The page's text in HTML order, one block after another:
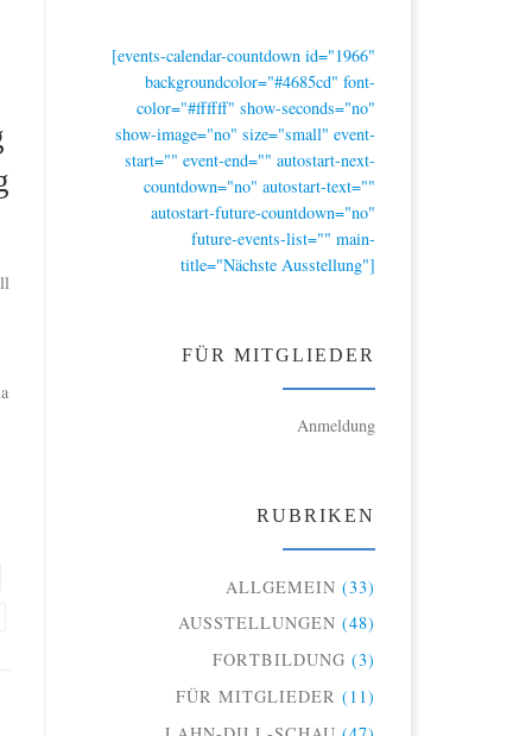
[events-calendar-countdown id="1966"
backgroundcolor="#4685cd" font-
color="#ffffff" show-seconds="no"
show-image="no" size="small" event-
start="" event-end="" autostart-next-
countdown="no" autostart-text=""
autostart-future-countdown="no"
future-events-list="" main-
title="Nächste Ausstellung"]
FÜR MITGLIEDER
Anmeldung
RUBRIKEN
ALLGEMEIN (33)
AUSSTELLUNGEN (48)
FORTBILDUNG (3)
FÜR MITGLIEDER (11)